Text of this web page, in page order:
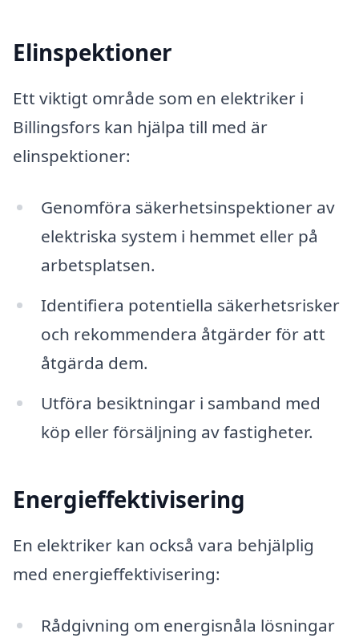
Elinspektioner
Ett viktigt område som en elektriker i
Billingsfors kan hjälpa till med är
elinspektioner:
Genomföra säkerhetsinspektioner av
elektriska system i hemmet eller på
arbetsplatsen.
Identifiera potentiella säkerhetsrisker
och rekommendera åtgärder för att
åtgärda dem.
Utföra besiktningar i samband med
köp eller försäljning av fastigheter.
Energieffektivisering
En elektriker kan också vara behjälplig
med energieffektivisering:
Rådgivning om energisnåla lösningar